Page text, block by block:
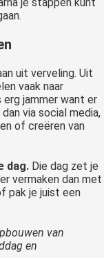
uit verveling. Uit
vaak naar
jammer want er
via social media,
of creëren van
dag. Die dag zet je
vermaken dan met
pak je juist een
van
en